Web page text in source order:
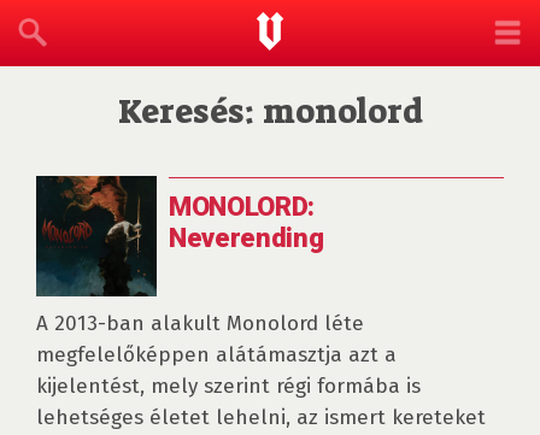
Keresés: monolord
MONOLORD:
Neverending
A 2013-ban alakult Monolord léte
megfelelőképpen alátámasztja azt a
kijelentést, mely szerint régi formába is
lehetséges életet lehelni, az ismert kereteket